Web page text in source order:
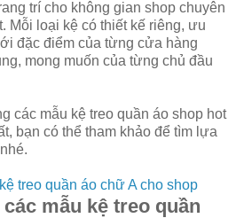
trí cho không gian shop chuyên
Mỗi loại kệ có thiết kế riêng, ưu
đặc điểm của từng cửa hàng
mong muốn của từng chủ đầu
các mẫu kệ treo quần áo shop hot
bạn có thể tham khảo để tìm lựa
treo quần áo chữ A cho shop
mẫu kệ treo quần